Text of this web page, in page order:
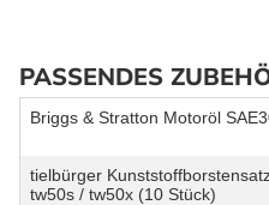
PASSENDES
Briggs & Stratton Motoröl
tielbürger
tw50s / tw50x (10 Stück)